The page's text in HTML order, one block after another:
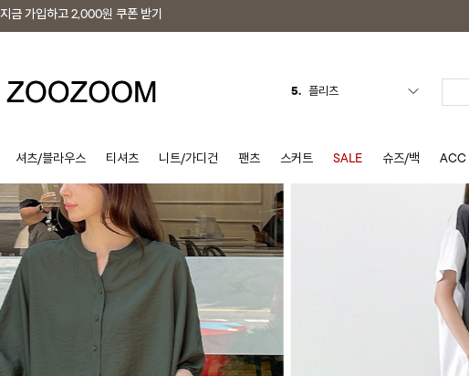
지금 가입하고 2,000원 쿠폰 받기
6. 나시원피스
8.
셔츠/블라우스 티셔츠 니트/가디건 팬츠 스커트 SALE 슈즈/백 ACC